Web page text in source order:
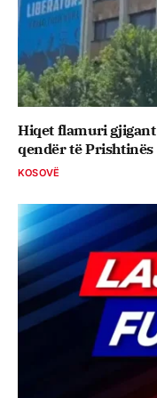
Hiqet flamuri
qendër të Prishtinës
KOSOVË